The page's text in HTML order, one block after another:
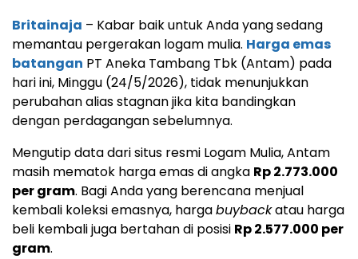
Britainaja – Kabar baik untuk Anda yang sedang
memantau pergerakan logam mulia. Harga emas
batangan PT Aneka Tambang Tbk (Antam) pada
hari ini, Minggu (24/5/2026), tidak menunjukkan
perubahan alias stagnan jika kita bandingkan
dengan perdagangan sebelumnya.
Mengutip data dari situs resmi Logam Mulia, Antam
masih mematok harga emas di angka Rp 2.773.000
per gram. Bagi Anda yang berencana menjual
kembali koleksi emasnya, hargabuybackatau harga
beli kembali juga bertahan di posisi Rp 2.577.000 per
gram.